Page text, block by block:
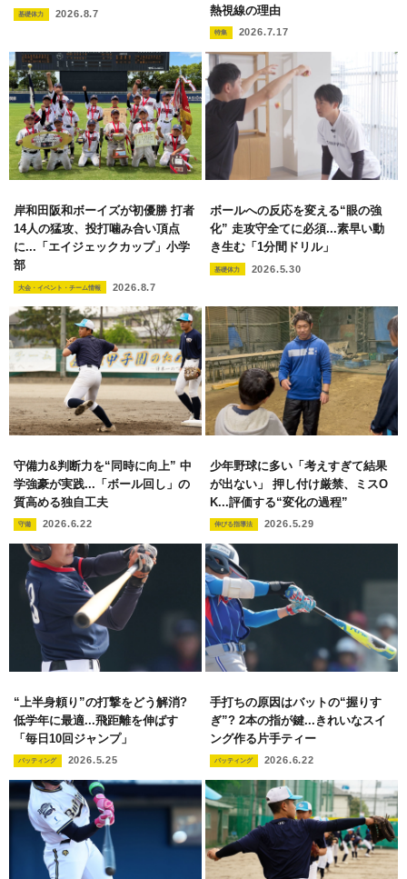
基礎体力 2026.8.7
熱視線の理由
特集 2026.7.17
岸和田阪和ボーイズが初優勝 打者
14人の猛攻、投打噛み合い頂点
に...「エイジェックカップ」小学
部
大会・イベント・チーム情報 2026.8.7
ボールへの反応を変える“眼の強
化” 走攻守全てに必須...素早い動
き生む「1分間ドリル」
基礎体力 2026.5.30
守備力&判断力を“同時に向上” 中
学強豪が実践...「ボール回し」の
質高める独自工夫
守備 2026.6.22
少年野球に多い「考えすぎて結果
が出ない」 押し付け厳禁、ミスO
K...評価する“変化の過程”
伸びる指導法 2026.5.29
“上半身頼り”の打撃をどう解消?
低学年に最適...飛距離を伸ばす
「毎日10回ジャンプ」
バッティング 2026.5.25
手打ちの原因はバットの“握りす
ぎ”? 2本の指が鍵...きれいなスイ
ング作る片手ティー
バッティング 2026.6.22